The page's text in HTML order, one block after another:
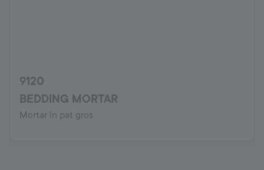
9120
BEDDING MORTAR
Mortar în pat gros